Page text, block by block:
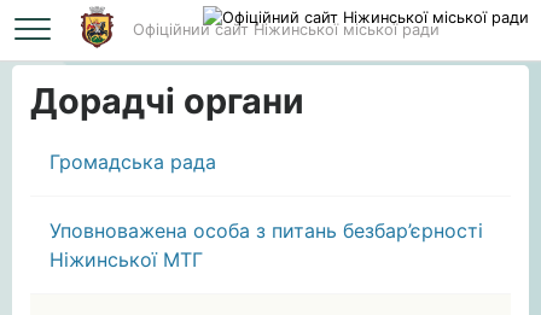
Офіційний сайт Ніжинської міської ради
Головна Дорадчі органи
Дорадчі органи
Громадська рада
Уповноважена особа з питань безбар’єрності
Ніжинської МТГ